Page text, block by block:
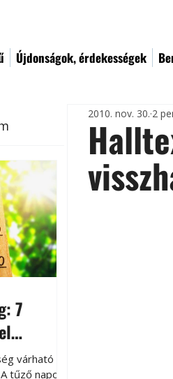
Újdonságok, érdekességek
7
várható
tűző napon
2010. nov. 30. 2